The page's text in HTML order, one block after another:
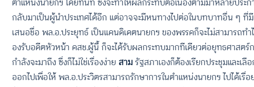
กลับมาเป็นผู้นำประเทศได้อีก แต่อาจจะมีหนทางไปต่อในบทบาทอื่น ๆ ที่
เสนอชื่อ พล.อ.ประยุทธ์ เป็นแคนดิเดตนายกฯ ของพรรคก็จะไม่สามารถท
องรับอดีตหัวหน้า คสช.ผู้นี้ ก็จะได้รับผลกระทบมากทีเดียวต่อยุทธศาสตร์
กำลังจะมาถึง ซึ่งก็ไม่ใช่เรื่องง่าย สามรัฐสภาเองก็ต้องเรียกประชุมและเ
ออกไปเพื่อให้ พล.อ.ประวิตรสามารถรักษาการในตำแหน่งนายกฯ ไปได้เ